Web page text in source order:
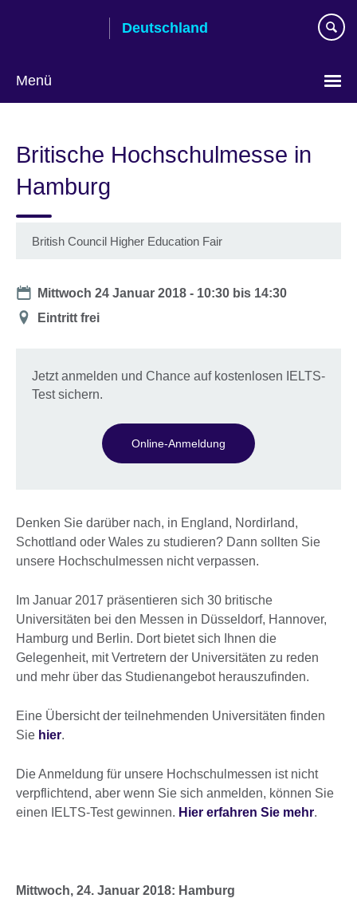
Deutschland
Menü
Britische Hochschulmesse in
Hamburg
British Council Higher Education Fair
Date
Mittwoch 24 Januar 2018 - 10:30 bis 14:30
Location
Eintritt frei
Jetzt anmelden und Chance auf kostenlosen IELTS-
Test sichern.
Online-Anmeldung
Denken Sie darüber nach, in England, Nordirland,
Schottland oder Wales zu studieren? Dann sollten Sie
unsere Hochschulmessen nicht verpassen.
Im Januar 2017 präsentieren sich 30 britische
Universitäten bei den Messen in Düsseldorf, Hannover,
Hamburg und Berlin. Dort bietet sich Ihnen die
Gelegenheit, mit Vertretern der Universitäten zu reden
und mehr über das Studienangebot herauszufinden.
Eine Übersicht der teilnehmenden Universitäten finden
Sie hier.
Die Anmeldung für unsere Hochschulmessen ist nicht
verpflichtend, aber wenn Sie sich anmelden, können Sie
einen IELTS-Test gewinnen. Hier erfahren Sie mehr.
Mittwoch, 24. Januar 2018: Hamburg